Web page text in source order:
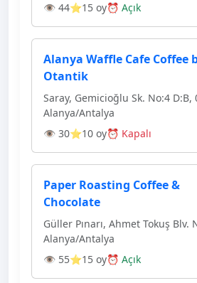
👁 44⭐15 oy⏰ Açık
Alanya Waffle Cafe Coffee
Otantik
Saray, Gemicioğlu Sk. No:4 D:B,
Alanya/Antalya
👁 30⭐10 oy⏰ Kapalı
Paper Roasting Coffee &
Chocolate
Güller Pınarı, Ahmet Tokuş Blv.
Alanya/Antalya
👁 55⭐15 oy⏰ Açık